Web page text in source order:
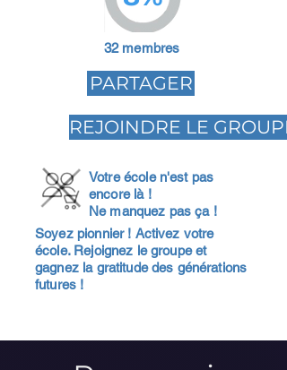
32 membres
PARTAGER
REJOINDRE LE GROUPE
Votre école n'est pas
encore là !
Ne manquez pas ça !
Soyez pionnier ! Activez votre
école. Rejoignez le groupe et
gagnez la gratitude des générations
futures !